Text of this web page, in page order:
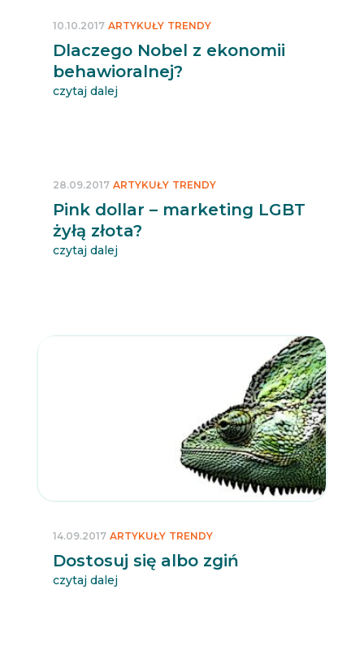
Dlaczego Nobel z ekonomii
behawioralnej?
10.10.2017 ARTYKUŁY TRENDY
czytaj dalej
Pink dollar – marketing LGBT
żyłą złota?
28.09.2017 ARTYKUŁY TRENDY
czytaj dalej
Dostosuj się albo zgiń
14.09.2017 ARTYKUŁY TRENDY
czytaj dalej